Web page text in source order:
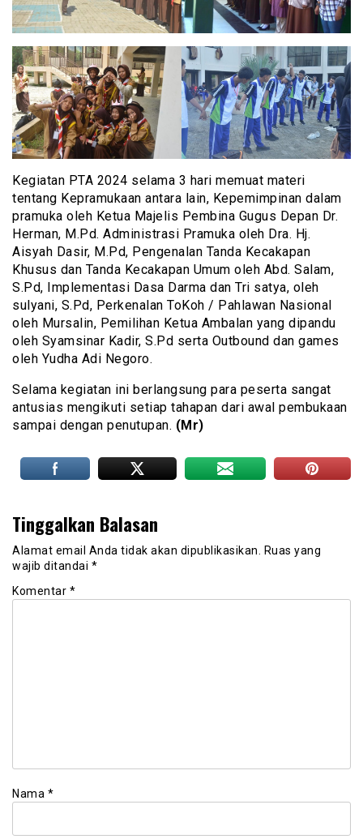
Kegiatan PTA 2024 selama 3 hari memuat materi
tentang Kepramukaan antara lain, Kepemimpinan dalam
pramuka oleh Ketua Majelis Pembina Gugus Depan Dr.
Herman, M.Pd. Administrasi Pramuka oleh Dra. Hj.
Aisyah Dasir, M.Pd, Pengenalan Tanda Kecakapan
Khusus dan Tanda Kecakapan Umum oleh Abd. Salam,
S.Pd, Implementasi Dasa Darma dan Tri satya, oleh
sulyani, S.Pd, Perkenalan ToKoh / Pahlawan Nasional
oleh Mursalin, Pemilihan Ketua Ambalan yang dipandu
oleh Syamsinar Kadir, S.Pd serta Outbound dan games
oleh Yudha Adi Negoro.
Selama kegiatan ini berlangsung para peserta sangat
antusias mengikuti setiap tahapan dari awal pembukaan
sampai dengan penutupan. (Mr)
Tinggalkan Balasan
Alamat email Anda tidak akan dipublikasikan. Ruas yang
wajib ditandai *
Komentar *
Nama *